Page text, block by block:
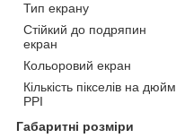
Тип екрану
Стійкий до подряпин
екран
Кольоровий екран
Кількість пікселів на дюйм,
PPI
Габаритні розміри